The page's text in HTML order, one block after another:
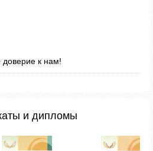
к нам!
и дипломы